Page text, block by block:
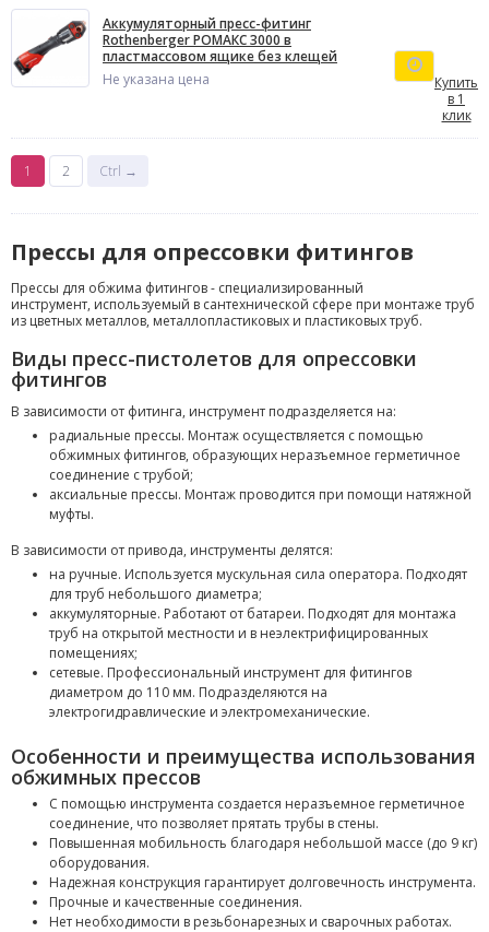
Аккумуляторный пресс-фитинг
Rothenberger РОМАКС 3000 в
пластмассовом ящике без клещей
Не указана цена
Купить
в 1
клик
1 2 Ctrl →
Прессы для опрессовки фитингов
Прессы для обжима фитингов - специализированный
инструмент, используемый в сантехнической сфере при монтаже труб
из цветных металлов, металлопластиковых и пластиковых труб.
Виды пресс-пистолетов для опрессовки
фитингов
В зависимости от фитинга, инструмент подразделяется на:
радиальные прессы. Монтаж осуществляется с помощью
обжимных фитингов, образующих неразъемное герметичное
соединение с трубой;
аксиальные прессы. Монтаж проводится при помощи натяжной
муфты.
В зависимости от привода, инструменты делятся:
на ручные. Используется мускульная сила оператора. Подходят
для труб небольшого диаметра;
аккумуляторные. Работают от батареи. Подходят для монтажа
труб на открытой местности и в неэлектрифицированных
помещениях;
сетевые. Профессиональный инструмент для фитингов
диаметром до 110 мм. Подразделяются на
электрогидравлические и электромеханические.
Особенности и преимущества использования
обжимных прессов
С помощью инструмента создается неразъемное герметичное
соединение, что позволяет прятать трубы в стены.
Повышенная мобильность благодаря небольшой массе (до 9 кг)
оборудования.
Надежная конструкция гарантирует долговечность инструмента.
Прочные и качественные соединения.
Нет необходимости в резьбонарезных и сварочных работах.